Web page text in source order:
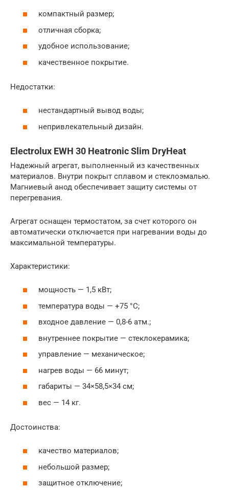
компактный размер;
отличная сборка;
удобное использование;
качественное покрытие.
Недостатки:
нестандартный вывод воды;
непривлекательный дизайн.
Electrolux EWH 30 Heatronic Slim DryHeat
Надежный агрегат, выполненный из качественных
материалов. Внутри покрыт сплавом и стеклоэмалью.
Магниевый анод обеспечивает защиту системы от
перегревания.
Агрегат оснащен термостатом, за счет которого он
автоматически отключается при нагревании воды до
максимальной температуры.
Характеристики:
мощность — 1,5 кВт;
температура воды — +75 °С;
входное давление — 0,8-6 атм.;
внутреннее покрытие — стеклокерамика;
управление — механическое;
нагрев воды — 66 минут;
габариты — 34×58,5×34 см;
вес — 14 кг.
Достоинства:
качество материалов;
небольшой размер;
защитное отключение;